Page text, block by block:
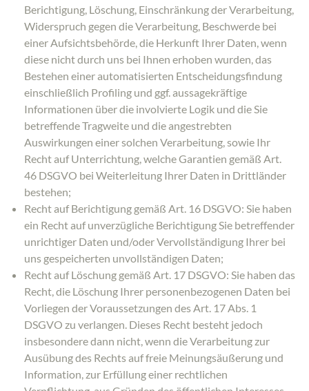
Berichtigung, Löschung, Einschränkung der Verarbeitung,
Widerspruch gegen die Verarbeitung, Beschwerde bei
einer Aufsichtsbehörde, die Herkunft Ihrer Daten, wenn
diese nicht durch uns bei Ihnen erhoben wurden, das
Bestehen einer automatisierten Entscheidungsfindung
einschließlich Profiling und ggf. aussagekräftige
Informationen über die involvierte Logik und die Sie
betreffende Tragweite und die angestrebten
Auswirkungen einer solchen Verarbeitung, sowie Ihr
Recht auf Unterrichtung, welche Garantien gemäß Art.
46 DSGVO bei Weiterleitung Ihrer Daten in Drittländer
bestehen;
Recht auf Berichtigung gemäß Art. 16 DSGVO: Sie haben
ein Recht auf unverzügliche Berichtigung Sie betreffender
unrichtiger Daten und/oder Vervollständigung Ihrer bei
uns gespeicherten unvollständigen Daten;
Recht auf Löschung gemäß Art. 17 DSGVO: Sie haben das
Recht, die Löschung Ihrer personenbezogenen Daten bei
Vorliegen der Voraussetzungen des Art. 17 Abs. 1
DSGVO zu verlangen. Dieses Recht besteht jedoch
insbesondere dann nicht, wenn die Verarbeitung zur
Ausübung des Rechts auf freie Meinungsäußerung und
Information, zur Erfüllung einer rechtlichen